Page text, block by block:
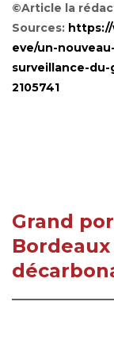
©Article la
Sources:
eve/un-
surveillance-
2105741
Grand